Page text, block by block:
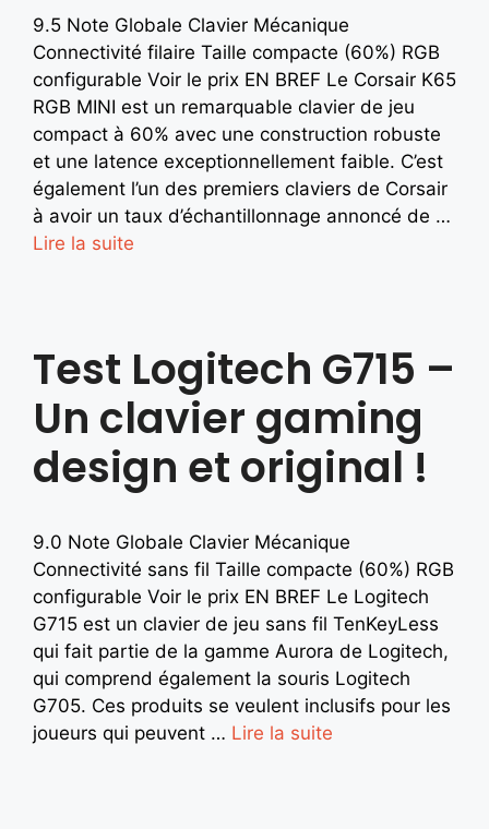
9.5 Note Globale Clavier Mécanique
Connectivité filaire Taille compacte (60%) RGB
configurable Voir le prix EN BREF Le Corsair K65
RGB MINI est un remarquable clavier de jeu
compact à 60% avec une construction robuste
et une latence exceptionnellement faible. C’est
également l’un des premiers claviers de Corsair
à avoir un taux d’échantillonnage annoncé de …
Lire la suite
Test Logitech G715 –
Un clavier gaming
design et original !
9.0 Note Globale Clavier Mécanique
Connectivité sans fil Taille compacte (60%) RGB
configurable Voir le prix EN BREF Le Logitech
G715 est un clavier de jeu sans fil TenKeyLess
qui fait partie de la gamme Aurora de Logitech,
qui comprend également la souris Logitech
G705. Ces produits se veulent inclusifs pour les
joueurs qui peuvent … Lire la suite